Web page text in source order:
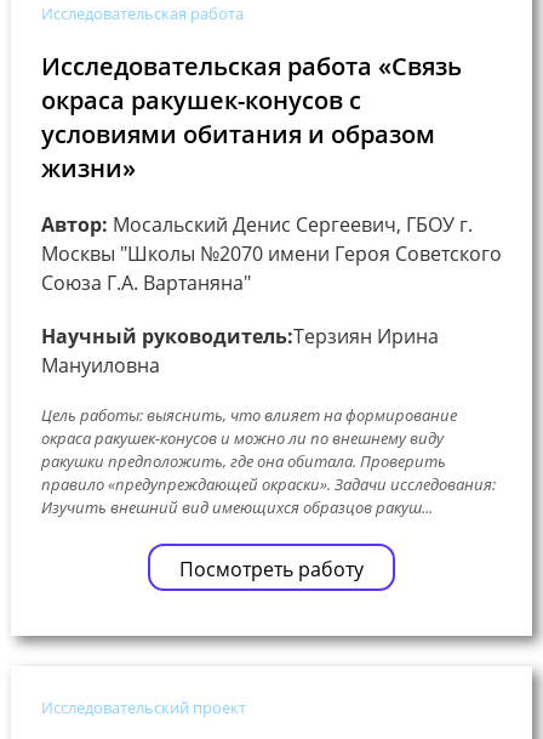
Исследовательская работа
Исследовательская работа «Связь
окраса ракушек-конусов с
условиями обитания и образом
жизни»
Автор: Мосальский Денис Сергеевич, ГБОУ г.
Москвы "Школы №2070 имени Героя Советского
Союза Г.А. Вартаняна"
Научный руководитель:Терзиян Ирина
Мануиловна
Цель работы: выяснить, что влияет на формирование
окраса ракушек-конусов и можно ли по внешнему виду
ракушки предположить, где она обитала. Проверить
правило «предупреждающей окраски». Задачи исследования:
Изучить внешний вид имеющихся образцов ракуш...
Посмотреть работу
Исследовательский проект